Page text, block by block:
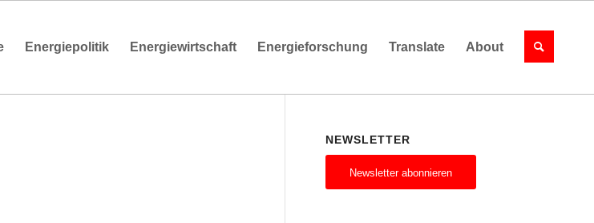
Energiepolitik Energiewirtschaft Energieforschung Translate About
NEWSLETTER
Newsletter abonnieren